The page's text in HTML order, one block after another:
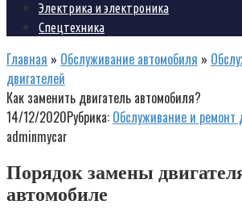
Электрика и электроника
Спецтехника
Главная » Обслуживание автомобиля »
двигателей
Как заменить двигатель автомобиля?
14/12/2020Рубрика: Обслуживание и ремонт
adminmycar
Порядок замены
автомобиле